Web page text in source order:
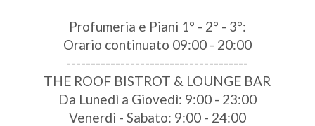
Profumeria e Piani 1° - 2° - 3°:
Orario continuato 09:00 - 20:00
-------------------------------------
THE ROOF BISTROT & LOUNGE BAR
Da Lunedì a Giovedì: 9:00 - 23:00
Venerdì - Sabato: 9:00 - 24:00